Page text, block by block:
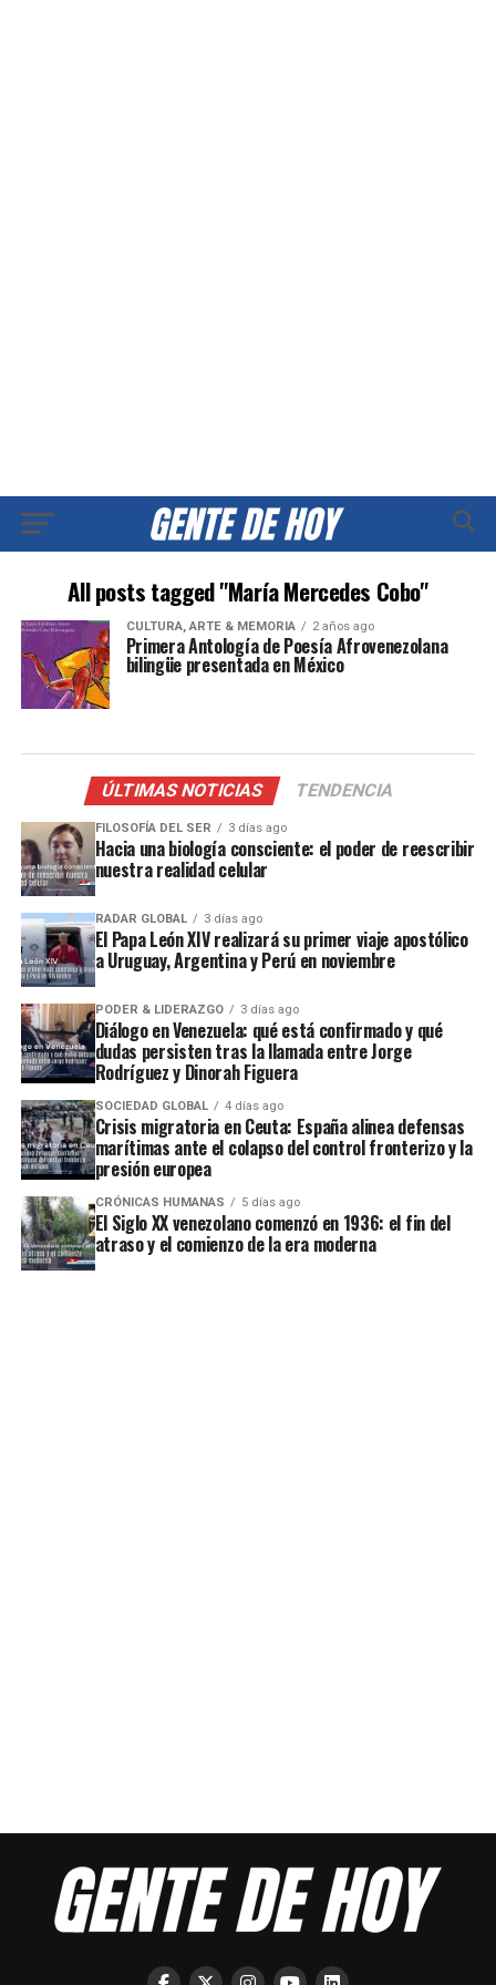
All posts tagged "María Mercedes Cobo"
CULTURA, ARTE & MEMORIA 2 años ago
Primera Antología de Poesía Afrovenezolana
bilingüe presentada en México
ÚLTIMAS NOTICIAS TENDENCIA
FILOSOFÍA DEL SER 3 días ago
Hacia una biología consciente: el poder de reescribir
nuestra realidad celular
RADAR GLOBAL 3 días ago
El Papa León XIV realizará su primer viaje apostólico
a Uruguay, Argentina y Perú en noviembre
PODER & LIDERAZGO 3 días ago
Diálogo en Venezuela: qué está confirmado y qué
dudas persisten tras la llamada entre Jorge
Rodríguez y Dinorah Figuera
SOCIEDAD GLOBAL 4 días ago
Crisis migratoria en Ceuta: España alinea defensas
marítimas ante el colapso del control fronterizo y la
presión europea
CRÓNICAS HUMANAS 5 días ago
El Siglo XX venezolano comenzó en 1936: el fin del
atraso y el comienzo de la era moderna